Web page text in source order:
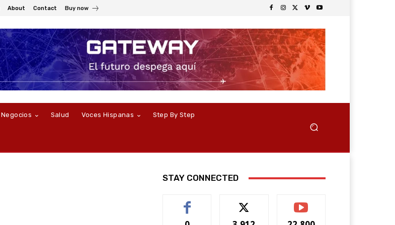
About Contact Buy now
Negocios Salud Voces Hispanas Step By Step
STAY CONNECTED